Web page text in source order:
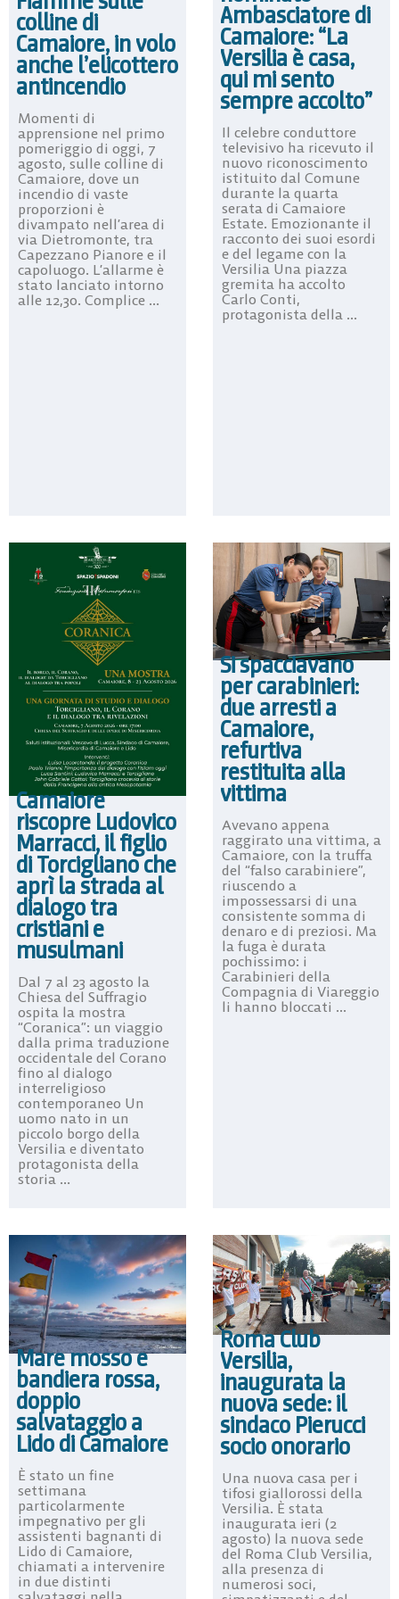
colline di
Camaiore, in volo
anche l’elicottero
antincendio
Momenti di
apprensione nel primo
pomeriggio di oggi, 7
agosto, sulle colline di
Camaiore, dove un
incendio di vaste
proporzioni è
divampato nell’area di
via Dietromonte, tra
Capezzano Pianore e il
capoluogo. L’allarme è
stato lanciato intorno
alle 12,30. Complice ...
Ambasciatore di
Camaiore: “La
Versilia è casa,
qui mi sento
sempre accolto”
Il celebre conduttore
televisivo ha ricevuto il
nuovo riconoscimento
istituito dal Comune
durante la quarta
serata di Camaiore
Estate. Emozionante il
racconto dei suoi esordi
e del legame con la
Versilia Una piazza
gremita ha accolto
Carlo Conti,
protagonista della ...
Camaiore
riscopre Ludovico
Marracci, il figlio
di Torcigliano che
aprì la strada al
dialogo tra
cristiani e
musulmani
Dal 7 al 23 agosto la
Chiesa del Suffragio
ospita la mostra
“Coranica”: un viaggio
dalla prima traduzione
occidentale del Corano
fino al dialogo
interreligioso
contemporaneo Un
uomo nato in un
piccolo borgo della
Versilia e diventato
protagonista della
storia ...
Si spacciavano
per carabinieri:
due arresti a
Camaiore,
refurtiva
restituita alla
vittima
Avevano appena
raggirato una vittima, a
Camaiore, con la truffa
del “falso carabiniere”,
riuscendo a
impossessarsi di una
consistente somma di
denaro e di preziosi. Ma
la fuga è durata
pochissimo: i
Carabinieri della
Compagnia di Viareggio
li hanno bloccati ...
Mare mosso e
bandiera rossa,
doppio
salvataggio a
Lido di Camaiore
È stato un fine
settimana
particolarmente
impegnativo per gli
assistenti bagnanti di
Lido di Camaiore,
chiamati a intervenire
in due distinti
Roma Club
Versilia,
inaugurata la
nuova sede: il
sindaco Pierucci
socio onorario
Una nuova casa per i
tifosi giallorossi della
Versilia. È stata
inaugurata ieri (2
agosto) la nuova sede
del Roma Club Versilia,
alla presenza di
numerosi soci,